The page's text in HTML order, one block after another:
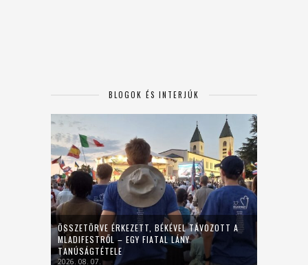
BLOGOK ÉS INTERJÚK
ÖSSZETÖRVE ÉRKEZETT, BÉKÉVEL TÁVOZOTT A
MLADIFESTRŐL – EGY FIATAL LÁNY
TANÚSÁGTÉTELE
2026. 08. 07.